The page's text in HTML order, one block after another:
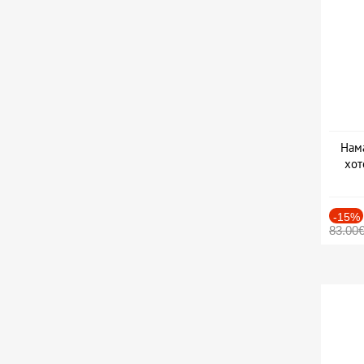
-15%
83.00€